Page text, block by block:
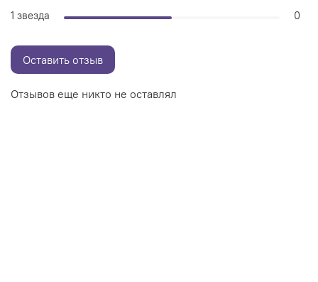
Отзывов еще никто не оставлял
1 звезда
0
Оставить отзыв